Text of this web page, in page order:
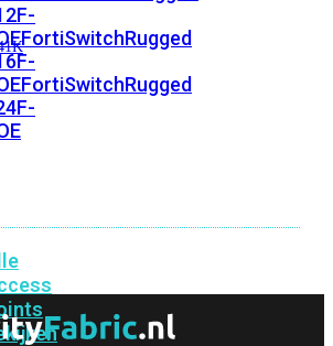
FortiSwitchRugged
FortiSwitchRugged